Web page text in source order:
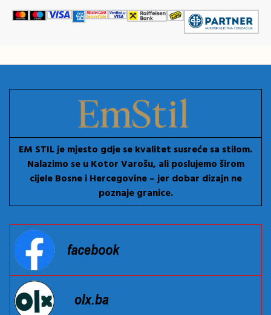
EM STIL je mjesto gdje se kvalitet susreće sa stilom.
Nalazimo se u Kotor Varošu, ali poslujemo širom
cijele Bosne i Hercegovine – jer dobar dizajn ne
poznaje granice.